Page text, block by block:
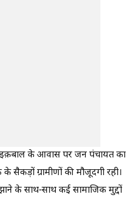
इक़बाल के आवास पर जन पंचायत का
ग्रामीणों की मौजूदगी रही।
के साथ-साथ कई सामाजिक मुद्दों